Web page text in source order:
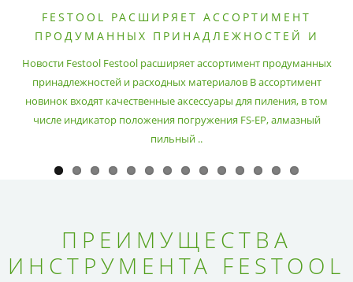
FESTOOL РАСШИРЯЕТ АССОРТИМЕНТ
ПРОДУМАННЫХ ПРИНАДЛЕЖНОСТЕЙ И
Новости Festool Festool расширяет ассортимент продуманных
принадлежностей и расходных материалов В ассортимент
новинок входят качественные аксессуары для пиления, в том
числе индикатор положения погружения FS-EP, алмазный
пильный ..
ПРЕИМУЩЕСТВА
ИНСТРУМЕНТА FESTOOL